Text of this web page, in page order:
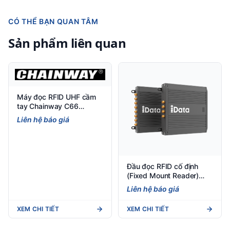
CÓ THỂ BẠN QUAN TÂM
Sản phẩm liên quan
Máy đọc RFID UHF cầm
tay Chainway C66
(Android 11/13) - Tích
hợp RFID, nhẹ 297g, IP65
Liên hệ báo giá
XEM CHI TIẾT
Đầu đọc RFID cố định
(Fixed Mount Reader)
Đầu đọc RFID cố định
iData R400 - Fixed Mount
RFID Reader
Liên hệ báo giá
XEM CHI TIẾT